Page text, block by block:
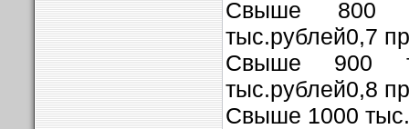
Свыше 800
тыс.рублей0,7
Свыше 900
тыс.рублей0,8
Свыше 1000